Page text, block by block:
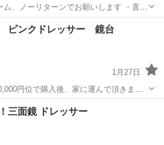
ノーリターンでお願いします ・直接
に購入する場合、 値段交渉は可能で
ドレッサー 商品
ピンクドレッサー 鏡台
1月27日
円位で購入後、家に運んで頂きまし
。 自力で運べる方でお願い致します。
ー 鏡台
お値下げ！三面鏡 ドレッサー